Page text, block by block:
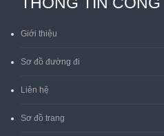
Giới thiệu
Sơ đồ đường đi
Liên hệ
Sơ đồ trang